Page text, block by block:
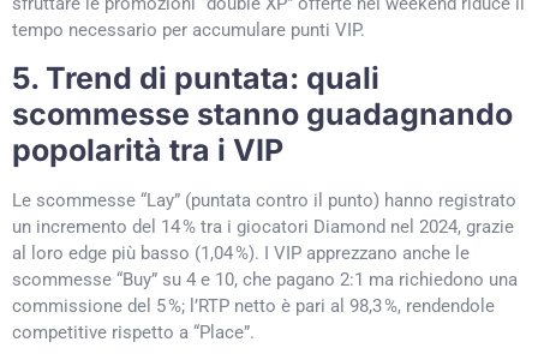
tempo necessario per accumulare punti VIP.
5. Trend di puntata: quali
scommesse stanno guadagnando
popolarità tra i VIP
Le scommesse “Lay” (puntata contro il punto) hanno registrato
un incremento del 14 % tra i giocatori Diamond nel 2024, grazie
al loro edge più basso (1,04 %). I VIP apprezzano anche le
scommesse “Buy” su 4 e 10, che pagano 2:1 ma richiedono una
commissione del 5 %; l’RTP netto è pari al 98,3 %, rendendole
competitive rispetto a “Place”.